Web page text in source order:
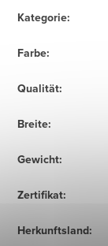
Kategorie:
Farbe:
Qualität:
Breite:
Gewicht:
Zertifikat:
Herkunftsland: